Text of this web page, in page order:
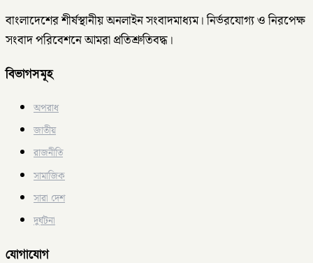
বাংলাদেশের শীর্ষস্থানীয় অনলাইন সংবাদমাধ্যম। নির্ভরযোগ্য ও নিরপেক্ষ
সংবাদ পরিবেশনে আমরা প্রতিশ্রুতিবদ্ধ।
বিভাগসমূহ
অপরাধ
জাতীয়
রাজনীতি
সামাজিক
সারা দেশ
দুর্ঘটনা
যোগাযোগ